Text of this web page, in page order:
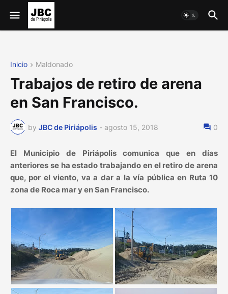
Inicio Maldonado
Trabajos de retiro de arena
en San Francisco.
by JBC de Piriápolis - agosto 15, 2018 0
El Municipio de Piriápolis comunica que en días
anteriores se ha estado trabajando en el retiro de arena
que, por el viento, va a dar a la vía pública en Ruta 10
zona de Roca mar y en San Francisco.